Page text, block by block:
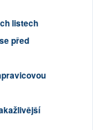
listech
před